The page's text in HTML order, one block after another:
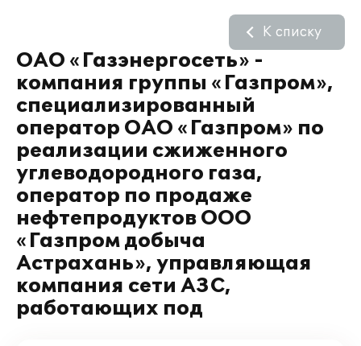
ОАО «Газэнергосеть» -
компания группы «Газпром»,
специализированный
оператор ОАО «Газпром» по
реализации сжиженного
углеводородного газа,
оператор по продаже
нефтепродуктов ООО
«Газпром добыча
Астрахань», управляющая
компания сети АЗС,
работающих под
К списку